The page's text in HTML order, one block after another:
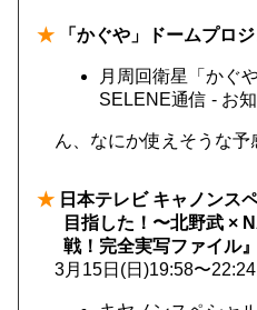
★ 「かぐや」ドームプロ
月周回衛星「かぐ
SELENE通信 - お
ん、なにか使えそうな予
★ 日本テレビ キャノンス
目指した！〜北野武 ×
戦！完全実写ファイル』
3月15日(日)19:58〜22:24